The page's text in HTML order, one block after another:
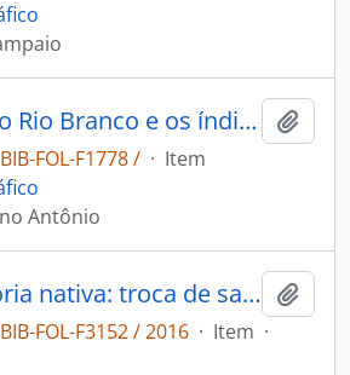
Notícia sobre o Rio Branco e os índios que o habitam
FOL-F1778 / · Item
Antônio
F3152. Sabedoria nativa: troca de saberes entre indígenas e pesquisadores enriquece conhecimento.
FOL-F3152 / 2016 · Item ·